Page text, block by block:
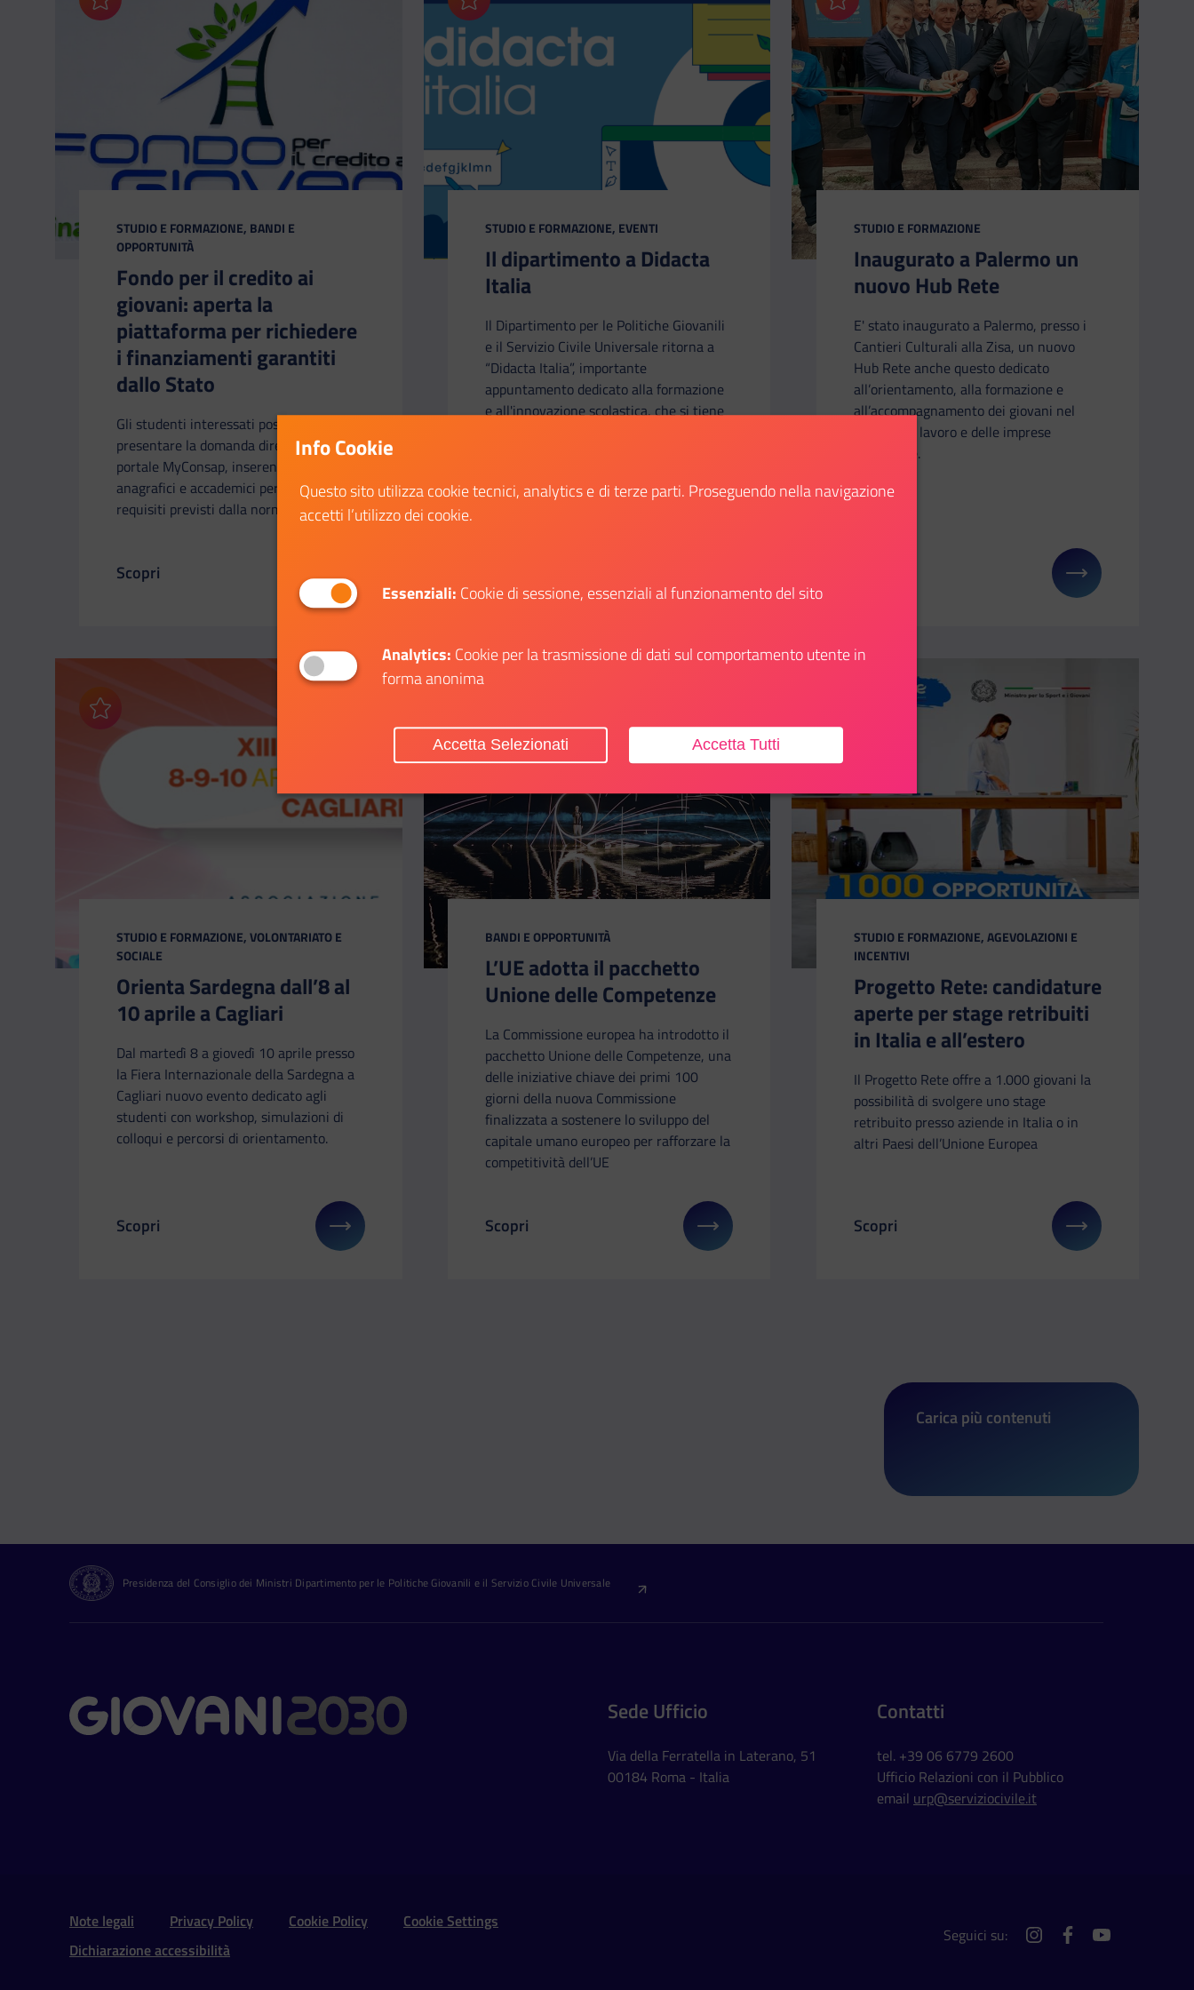
Aggiungi ai preferiti
CATEGORIA:
STUDIO E FORMAZIONE, BANDI E
OPPORTUNITÀ
Fondo per il credito ai
giovani: aperta la
piattaforma per richiedere
i finanziamenti garantiti
dallo Stato
Gli studenti interessati possono
presentare la domanda direttamente sul
portale MyConsap, inserendo i propri dati
anagrafici e accademici per la verifica dei
requisiti previsti dalla normativa.
Il link ti porterà ad avere maggiori dettagli su: Fondo per il credito ai giovani: aperta la piattaforma per richiedere i finanziamenti garantiti dallo Stato
Scopri
Aggiungi ai preferiti
CATEGORIA:
STUDIO E FORMAZIONE, EVENTI
Il dipartimento a Didacta
Italia
Il Dipartimento per le Politiche Giovanili
e il Servizio Civile Universale ritorna a
“Didacta Italia”, importante
appuntamento dedicato alla formazione
e all'innovazione scolastica, che si tiene
Ministro per lo Sport e i Giovani.
Il link ti porterà ad avere maggiori dettagli su: Il dipartimento a Didacta Italia
Aggiungi ai preferiti
CATEGORIA:
STUDIO E FORMAZIONE
Inaugurato a Palermo un
nuovo Hub Rete
E' stato inaugurato a Palermo, presso i
Cantieri Culturali alla Zisa, un nuovo
Hub Rete anche questo dedicato
all’orientamento, alla formazione e
all’accompagnamento dei giovani nel
mondo del lavoro e delle imprese
innovative.
Il link ti porterà ad avere maggiori dettagli su:
Aggiungi ai preferiti
CATEGORIA:
STUDIO E FORMAZIONE, VOLONTARIATO E
SOCIALE
Orienta Sardegna dall’8 al
10 aprile a Cagliari
Dal martedì 8 a giovedì 10 aprile presso
la Fiera Internazionale della Sardegna a
Cagliari nuovo evento dedicato agli
studenti con workshop, simulazioni di
colloqui e percorsi di orientamento.
Il link ti porterà ad avere maggiori dettagli su: Orienta Sardegna dall’8 al 10 aprile a Cagliari
Scopri
CATEGORIA:
BANDI E OPPORTUNITÀ
L’UE adotta il pacchetto
Unione delle Competenze
La Commissione europea ha introdotto il
pacchetto Unione delle Competenze, una
delle iniziative chiave dei primi 100
giorni della nuova Commissione
finalizzata a sostenere lo sviluppo del
capitale umano europeo per rafforzare la
competitività dell’UE
Il link ti porterà ad avere maggiori dettagli su: L’UE adotta il pacchetto Unione delle Competenze
Scopri
CATEGORIA:
STUDIO E FORMAZIONE, AGEVOLAZIONI E
INCENTIVI
Progetto Rete: candidature
aperte per stage retribuiti
in Italia e all’estero
Il Progetto Rete offre a 1.000 giovani la
possibilità di svolgere uno stage
retribuito presso aziende in Italia o in
altri Paesi dell’Unione Europea
Il link ti porterà ad avere maggiori dettagli su:
Scopri
Carica più contenuti
Presidenza del Consiglio dei Ministri Dipartimento per le Politiche Giovanili e il Servizio Civile Universale
Contatti Sede Ufficio
Via della Ferratella in Laterano, 51
00184 Roma - Italia
Contatti
tel. +39 06 6779 2600
Ufficio Relazioni con il Pubblico
email urp@serviziocivile.it
Sezione Link Utili e Social Networks
Note legali Privacy Policy Cookie Policy
Cookie Settings
Dichiarazione accessibilità
Seguici su: instagramfacebookyoutube
Info Cookie
Questo sito utilizza cookie tecnici, analytics e di terze parti. Proseguendo nella navigazione
accetti l’utilizzo dei cookie.
Essenziali: Cookie di sessione, essenziali al funzionamento del sito
Analytics: Cookie per la trasmissione di dati sul comportamento utente in
forma anonima
Accetta Tutti
Accetta Selezionati